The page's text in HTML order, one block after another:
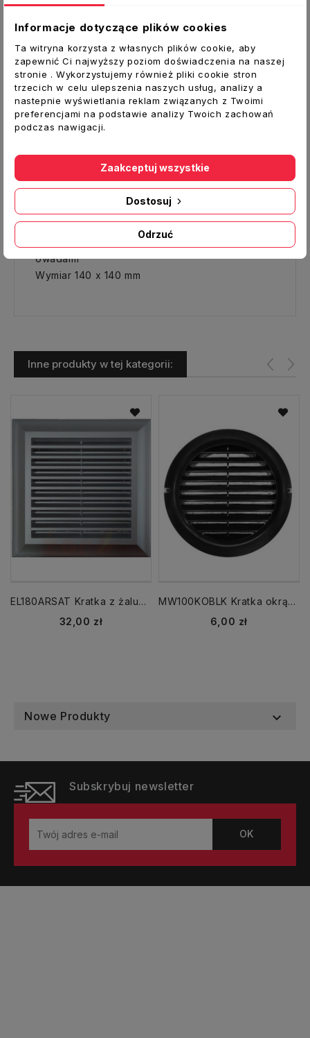
powietrza w systemach wentylacyjnych
budynków mieszkalnych, przemysłowych i
Do prawidłowego rozprowadzenia strumienia
powietrza w pomieszczeniach.
Nowoczesne wzornictwo i estetyczny wygląd.
Możliwość wymiany panelu w dowolnym
momencie, w zależności od indywidualnych
Mocowanie naścienne lub sufitowe.
RAMKA MONTAŻOWA 140x140
Dostępna w kolorze białym
Posiada wzmocnioną konstrukcję
Wyposażona w siatkę chroniącą przed
owadami
Wymiar 140 x 140 mm
Inne produkty w tej kategorii:
EL180ARSAT Kratka z żaluzją 180x180 kołnierz 138x138 srebrna
Cena
32,00 zł
MW100KOBLK Kratka okrągła fi 100 mm czarna
Cena
6,00 zł
Nowe Produkty 
Subskrybuj newsletter
Informacje dotyczące plików cookies
Ta witryna korzysta z własnych plików cookie, aby
zapewnić Ci najwyższy poziom doświadczenia na naszej
stronie . Wykorzystujemy również pliki cookie stron
trzecich w celu ulepszenia naszych usług, analizy a
nastepnie wyświetlania reklam związanych z Twoimi
preferencjami na podstawie analizy Twoich zachowań
podczas nawigacji.
Odrzuć
Dostosuj
Zaakceptuj wszystkie